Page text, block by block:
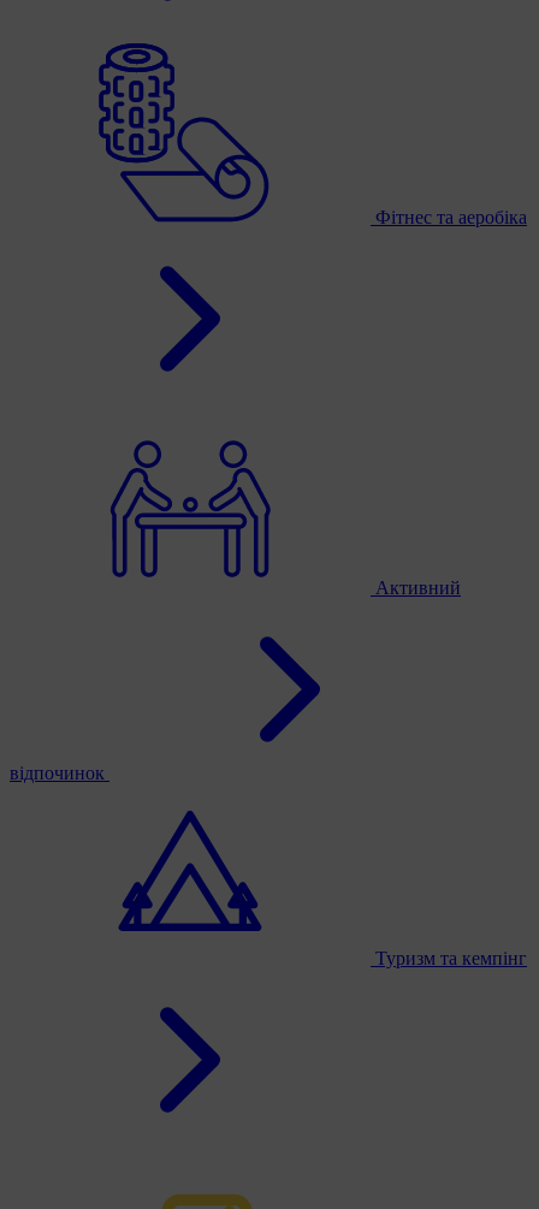
Фітнес та аеробіка
Активний
відпочинок
Туризм та кемпінг